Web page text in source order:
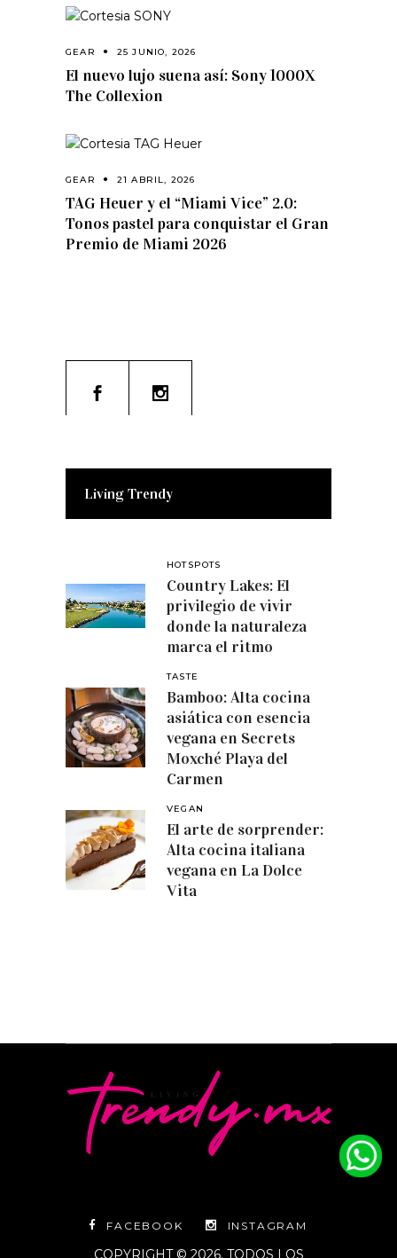
GEAR 25 JUNIO, 2026
El nuevo lujo suena así: Sony 1000X
The Collexion
GEAR 21 ABRIL, 2026
TAG Heuer y el “Miami Vice” 2.0:
Tonos pastel para conquistar el Gran
Premio de Miami 2026
Living Trendy
HOTSPOTS
Country Lakes: El
privilegio de vivir
donde la naturaleza
marca el ritmo
TASTE
Bamboo: Alta cocina
asiática con esencia
vegana en Secrets
Moxché Playa del
Carmen
VEGAN
El arte de sorprender:
Alta cocina italiana
vegana en La Dolce
Vita
FACEBOOK INSTAGRAM
COPYRIGHT © 2026. TODOS LOS